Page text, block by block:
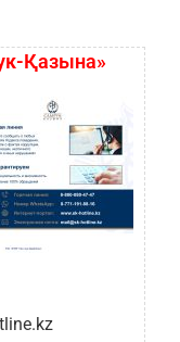
Қазына»